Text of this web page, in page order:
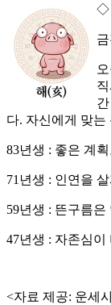
◇
다. 자신에게 맞는
83년생 : 좋은 계
71년생 : 인연을
59년생 : 뜬구름
47년생 : 자존심이
<자료 제공: 운세